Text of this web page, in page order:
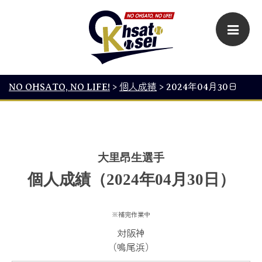
NO OHSATO, NO LIFE! > 個人成績 > 2024年04月30日
大里昂生選手
個人成績（2024年04月30日）
※補完作業中
対阪神
（鳴尾浜）